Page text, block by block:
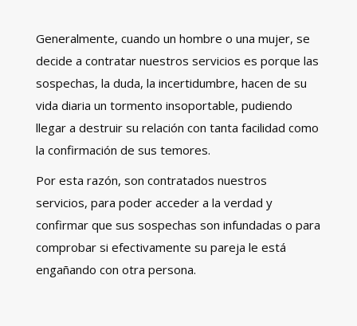
Generalmente, cuando un hombre o una mujer, se
decide a contratar nuestros servicios es porque las
sospechas, la duda, la incertidumbre, hacen de su
vida diaria un tormento insoportable, pudiendo
llegar a destruir su relación con tanta facilidad como
la confirmación de sus temores.
Por esta razón, son contratados nuestros
servicios, para poder acceder a la verdad y
confirmar que sus sospechas son infundadas o para
comprobar si efectivamente su pareja le está
engañando con otra persona.